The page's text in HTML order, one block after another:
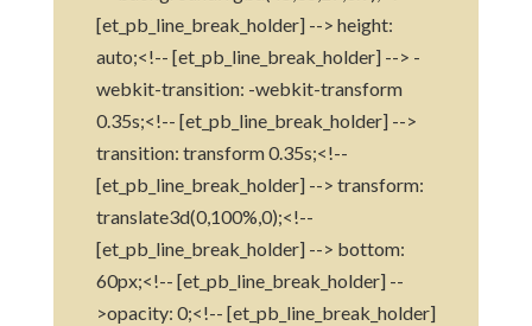
[et_pb_line_break_holder] --> height:
auto;<!-- [et_pb_line_break_holder] --> -
webkit-transition: -webkit-transform
0.35s;<!-- [et_pb_line_break_holder] -->
transition: transform 0.35s;<!--
[et_pb_line_break_holder] --> transform:
translate3d(0,100%,0);<!--
[et_pb_line_break_holder] --> bottom:
60px;<!-- [et_pb_line_break_holder] --
>opacity: 0;<!-- [et_pb_line_break_holder]